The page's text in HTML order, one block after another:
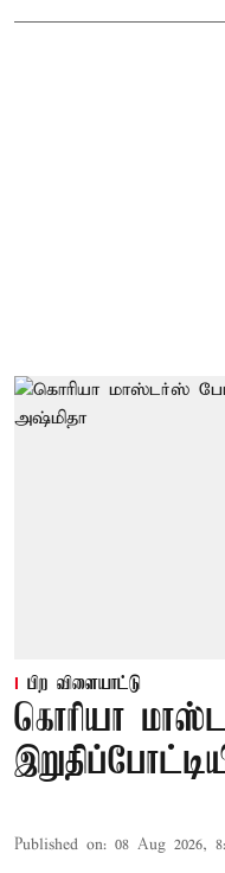
பிற விளையாட்டு
கொரியா
Published on: 08 Aug 2026,